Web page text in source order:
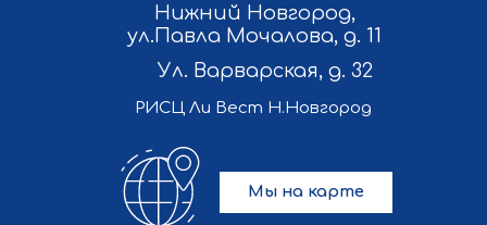
Мы на карте
Ул. Варварская, д. 32
Нижний Новгород,
ул.Павла Мочалова, д. 11
РИСЦ Ли Вест Н.Новгород